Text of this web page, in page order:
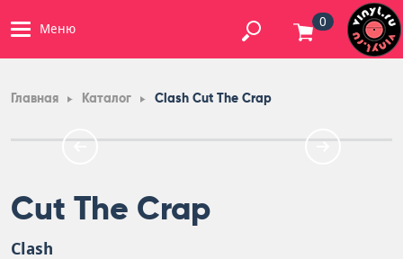
Меню 0
Главная Каталог Clash Cut The Crap
Cut The Crap
Clash